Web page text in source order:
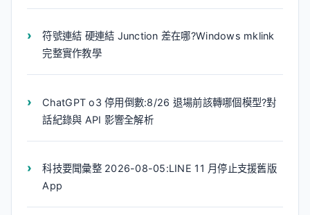
符號連結 硬連結 Junction 差在哪?Windows mklink
完整實作教學
ChatGPT o3 停用倒數:8/26 退場前該轉哪個模型?對
話紀錄與 API 影響全解析
科技要聞彙整 2026-08-05:LINE 11 月停止支援舊版
App